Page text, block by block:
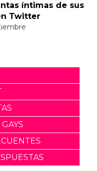
íntimas de sus
Twitter